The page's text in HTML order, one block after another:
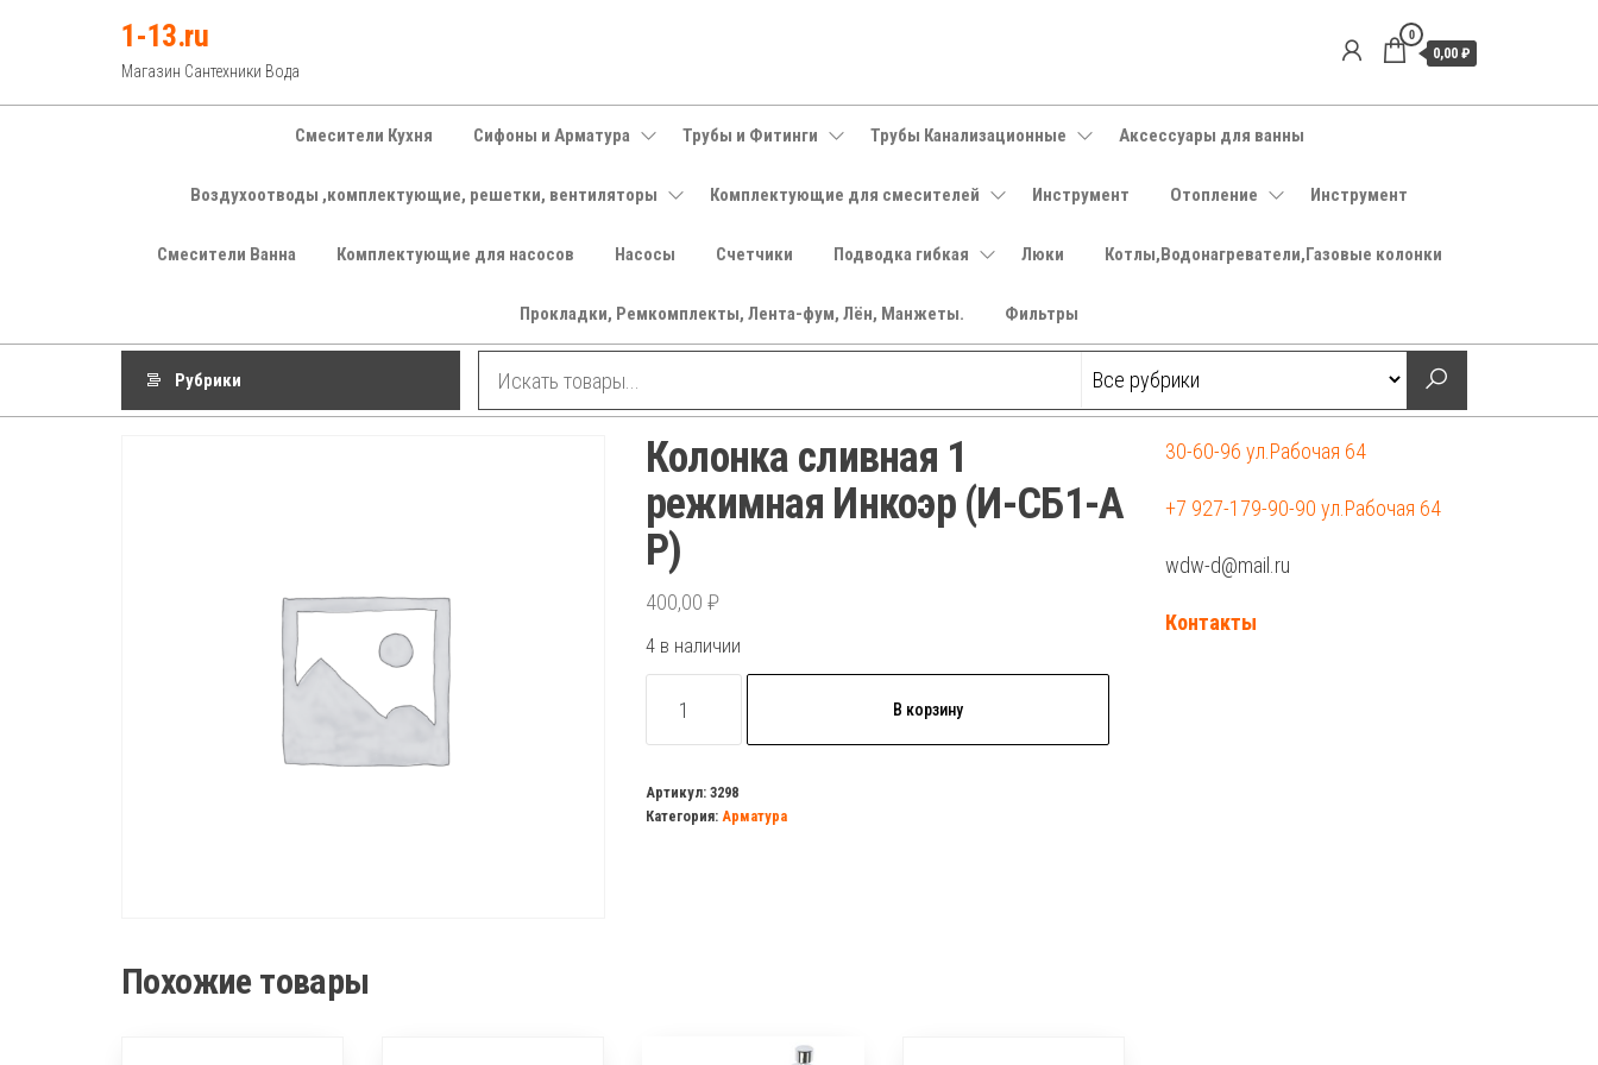
1-13.ru
Магазин Сантехники Вода
0
0,00 ₽
Смесители Кухня Сифоны и Арматура Трубы и Фитинги Трубы Канализационные Аксессуары для ванны
Воздухоотводы ,комплектующие, решетки, вентиляторы Комплектующие для смесителей Инструмент Отопление Инструмент
Смесители Ванна Комплектующие для насосов Насосы Счетчики Подводка гибкая Люки Котлы,Водонагреватели,Газовые колонки
Прокладки, Ремкомплекты, Лента-фум, Лён, Манжеты. Фильтры
Рубрики
Колонка сливная 1
режимная Инкоэр (И-СБ1-А
Р)
400,00 ₽
4 в наличии
товара
сливная
1
В корзину
Артикул: 3298
Категория: Арматура
Похожие товары
30-60-96 ул.Рабочая 64
+7 927-179-90-90 ул.Рабочая 64
wdw-d@mail.ru
Контакты